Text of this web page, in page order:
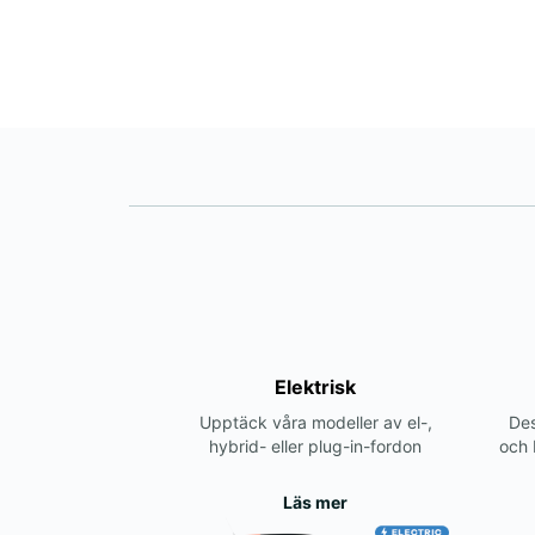
Elektrisk
Upptäck våra modeller av el-,
hybrid- eller plug-in-fordon
Läs mer
och